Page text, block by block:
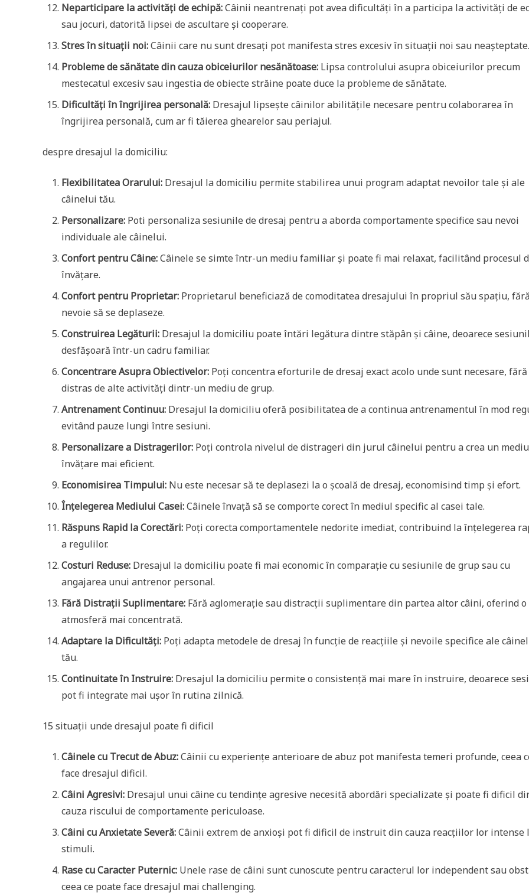
Neparticipare la activități de echipă:Câinii neantrenați pot avea dificultăți în a participa la activități de
sau jocuri, datorită lipsei de ascultare și cooperare.
Stres în situații noi:Câinii care nu sunt dresați pot manifesta stres excesiv în situații noi sau neașteptate.
Probleme de sănătate din cauza obiceiurilor nesănătoase: Lipsa controlului asupra obiceiurilor precum
mestecatul excesiv sau ingestia de obiecte străine poate duce la probleme de sănătate.
Dificultăți în îngrijirea personală: Dresajul lipsește câinilor abilitățile necesare pentru colaborarea în
îngrijirea personală, cum ar fi tăierea ghearelor sau periajul.
despre dresajul la domiciliu:
Flexibilitatea Orarului: Dresajul la domiciliu permite stabilirea unui program adaptat nevoilor tale și ale
câinelui tău.
Personalizare: Poti personaliza sesiunile de dresaj pentru a aborda comportamente specifice sau nevoi
individuale ale câinelui.
Confort pentru Câine:Câinele se simte într-un mediu familiar și poate fi mai relaxat, facilitând procesul
învățare.
Confort pentru Proprietar: Proprietarul beneficiază de comoditatea dresajului în propriul său spațiu,
nevoie să se deplaseze.
Construirea Legăturii: Dresajul la domiciliu poate întări legătura dintre stăpân și câine, deoarece
desfășoară într-un cadru familiar.
Concentrare Asupra Obiectivelor: Poți concentra eforturile de dresaj exact acolo unde sunt necesare, fără
distras de alte activități dintr-un mediu de grup.
Antrenament Continuu: Dresajul la domiciliu oferă posibilitatea de a continua antrenamentul în mod
evitând pauze lungi între sesiuni.
Personalizare a Distragerilor: Poți controla nivelul de distrageri din jurul câinelui pentru a crea un
învățare mai eficient.
Economisirea Timpului: Nu este necesar să te deplasezi la o școală de dresaj, economisind timp și efort.
Înțelegerea Mediului Casei:Câinele învață să se comporte corect în mediul specific al casei tale.
Răspuns Rapid la Corectări: Poți corecta comportamentele nedorite imediat, contribuind la înțelegerea
a regulilor.
Costuri Reduse: Dresajul la domiciliu poate fi mai economic în comparație cu sesiunile de grup sau cu
angajarea unui antrenor personal.
Fără Distrații Suplimentare: Fără aglomerație sau distracții suplimentare din partea altor câini, oferind o
atmosferă mai concentrată.
Adaptare la Dificultăți: Poți adapta metodele de dresaj în funcție de reacțiile și nevoile specifice ale
tău.
Continuitate în Instruire: Dresajul la domiciliu permite o consistență mai mare în instruire, deoarece
pot fi integrate mai ușor în rutina zilnică.
15 situații unde dresajul poate fi dificil
Câinele cu Trecut de Abuz:Câinii cu experiențe anterioare de abuz pot manifesta temeri profunde, ceea
face dresajul dificil.
Câini Agresivi: Dresajul unui câine cu tendințe agresive necesită abordări specializate și poate fi dificil
cauza riscului de comportamente periculoase.
Câini cu Anxietate Severă:Câinii extrem de anxioși pot fi dificil de instruit din cauza reacțiilor lor intense
stimuli.
Rase cu Caracter Puternic: Unele rase de câini sunt cunoscute pentru caracterul lor independent sau
ceea ce poate face dresajul mai challenging.